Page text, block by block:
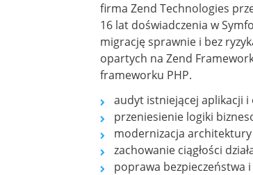
firma Zend Technologies
16 lat doświadczenia w
migrację sprawnie i bez
opartych na Zend
frameworku PHP.
audyt istniejącej aplikacji
przeniesienie logiki
modernizacja
zachowanie ciągłości
poprawa bezpieczeństwa